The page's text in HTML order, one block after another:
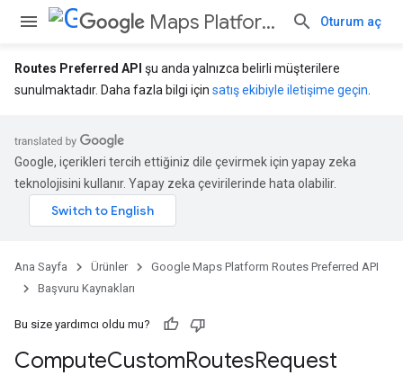
Maps Platform Routes Preferred API Oturum aç
Routes Preferred API şu anda yalnızca belirli müşterilere
sunulmaktadır. Daha fazla bilgi için satış ekibiyle iletişime geçin
Google, içerikleri tercih ettiğiniz dile çevirmek için yapay zeka
teknolojisini kullanır. Yapay zeka çevirilerinde hata olabilir.
Ana Sayfa Ürünler
Google Maps Platform Routes Preferred API
Başvuru Kaynakları
Bu size yardımcı oldu mu?
ComputeCustomRoutesRequest